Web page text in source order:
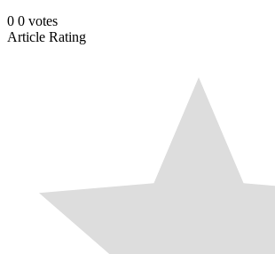
0 0 votes
Article Rating